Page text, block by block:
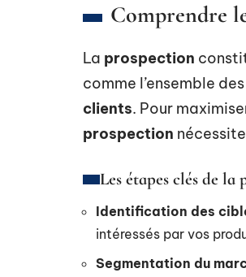
Comprendre
La prospection
comme l’ensemble
clients. Pour
prospection
Les étapes clés de la
Identification des
intéressés par vos
Segmentation du